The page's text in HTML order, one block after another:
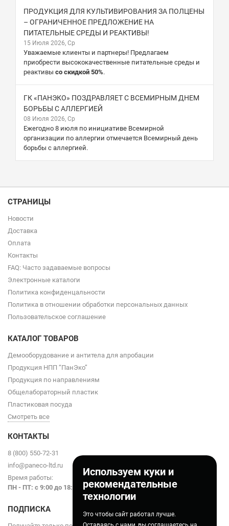
Используем куки и
рекомендательные
технологии
Это чтобы сайт работал лучше.
ПРОДУКЦИЯ ДЛЯ КУЛЬТИВИРОВАНИЯ ЗА ПОЛЦЕНЫ
– ОГРАНИЧЕННОЕ ПРЕДЛОЖЕНИЕ НА
ПИТАТЕЛЬНЫЕ СРЕДЫ И РЕАКТИВЫ!
15 Июля 2026, Ср
Уважаемые клиенты и партнеры! Предлагаем
приобрести высококачественные питательные среды и
реактивы со скидкой 50%.
ГК «ПАНЭКО» ПОЗДРАВЛЯЕТ С ВСЕМИРНЫМ ДНЕМ
БОРЬБЫ С АЛЛЕРГИЕЙ
08 Июля 2026, Ср
Ежегодно 8 июля по инициативе Всемирной
организации по аллергии отмечается Всемирный день
борьбы с аллергией.
СТРАНИЦЫ
Новости
Доставка
Оплата
Контакты
FAQ: Часто задаваемые вопросы
Электронные каталоги
Политика конфиденцальности
Политика в отношении обработки персональных данных
Пользовательское соглашение
КАТАЛОГ ТОВАРОВ
Демооборудование и антитела для апробации
Продукция НПП “ПанЭко”
Продукция по направлениям
Общелабораторный пластик
Пластиковая посуда
Смотреть все
КОНТАКТЫ
8 (800) 550-72-31
info@paneco-ltd.ru
Время работы:
ПН - ПТ: с 9:00 до 18:00
ПОДПИСКА